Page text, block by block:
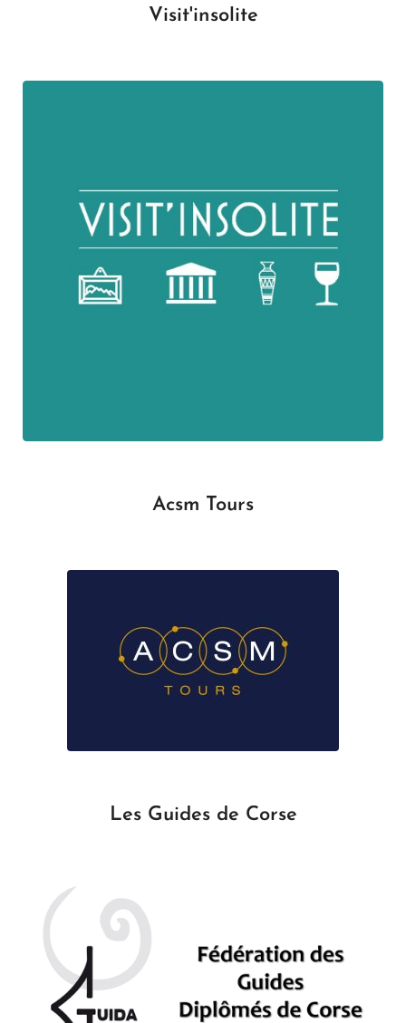
Visit'insolite
Acsm Tours
Les Guides de Corse